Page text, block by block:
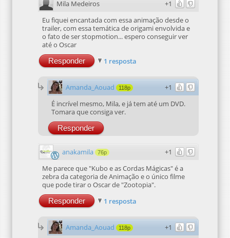
Eu fiquei encantada com essa animação desde o
trailer, com essa temática de origami envolvida e
o fato de ser stopmotion... espero conseguir ver
até o Oscar
Responder
É incrível mesmo, Mila, e já tem até um DVD.
Tomara que consiga ver.
Responder
anakamila 76p
Me parece que "Kubo e as Cordas Mágicas" é a
zebra da categoria de Animação e o único filme
que pode tirar o Oscar de "Zootopia".
Responder 1 resposta
Acabou que não levou, rs, mas é uma ótima